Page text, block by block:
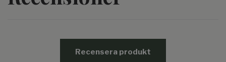
Recensera produkt